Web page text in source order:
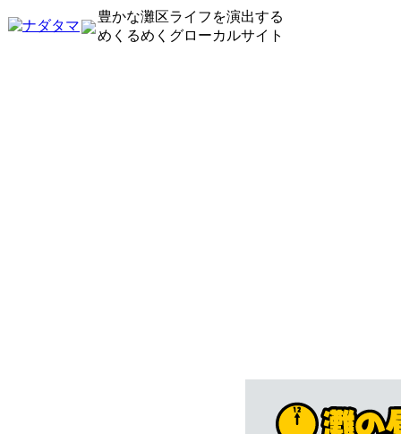
豊かな灘区ライフを演出する
めくるめくグローカルサイト